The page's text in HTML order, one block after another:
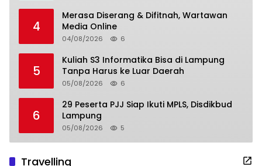
4
Merasa Diserang & Difitnah, Wartawan
Media Online
04/08/2026 6
5
Kuliah S3 Informatika Bisa di Lampung
Tanpa Harus ke Luar Daerah
05/08/2026 6
6
29 Peserta PJJ Siap Ikuti MPLS, Disdikbud
Lampung
05/08/2026 5
Travelling